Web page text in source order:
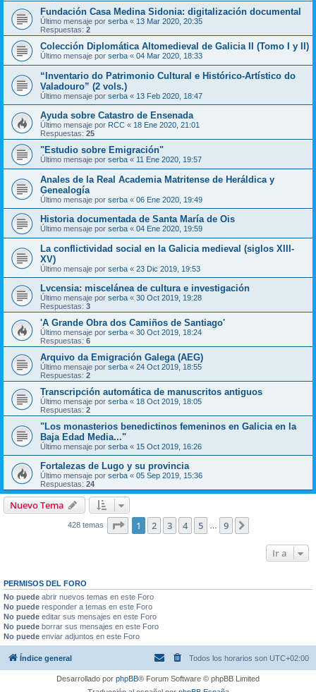
Fundación Casa Medina Sidonia: digitalización documental
Último mensaje por serba « 13 Mar 2020, 20:35
Respuestas: 2
Colección Diplomática Altomedieval de Galicia II (Tomo I y II)
Último mensaje por serba « 04 Mar 2020, 18:33
“Inventario do Patrimonio Cultural e Histórico-Artístico do
Valadouro” (2 vols.)
Último mensaje por serba « 13 Feb 2020, 18:47
Ayuda sobre Catastro de Ensenada
Último mensaje por RCC « 18 Ene 2020, 21:01
Respuestas: 25
"Estudio sobre Emigración"
Último mensaje por serba « 11 Ene 2020, 19:57
Anales de la Real Academia Matritense de Heráldica y
Genealogía
Último mensaje por serba « 06 Ene 2020, 19:49
Historia documentada de Santa María de Ois
Último mensaje por serba « 04 Ene 2020, 19:59
La conflictividad social en la Galicia medieval (siglos XIII-
XV)
Último mensaje por serba « 23 Dic 2019, 19:53
Lvcensia: miscelánea de cultura e investigación
Último mensaje por serba « 30 Oct 2019, 19:28
Respuestas: 3
'A Grande Obra dos Camiños de Santiago'
Último mensaje por serba « 30 Oct 2019, 18:24
Respuestas: 6
Arquivo da Emigración Galega (AEG)
Último mensaje por serba « 24 Oct 2019, 18:55
Respuestas: 2
Transcripción automática de manuscritos antiguos
Último mensaje por serba « 18 Oct 2019, 18:05
Respuestas: 2
"Los monasterios benedictinos femeninos en Galicia en la
Baja Edad Media..."
Último mensaje por serba « 15 Oct 2019, 16:26
Fortalezas de Lugo y su provincia
Último mensaje por serba « 05 Sep 2019, 15:36
Respuestas: 24
Nuevo Tema
428 temas Página de
1 2 3 4 5 9
Ir a
PERMISOS DEL FORO
No puede abrir nuevos temas en este Foro
No puede responder a temas en este Foro
No puede editar sus mensajes en este Foro
No puede borrar sus mensajes en este Foro
No puede enviar adjuntos en este Foro
Índice general Todos los horarios son UTC+02:00
Desarrollado por phpBB® Forum Software © phpBB Limited